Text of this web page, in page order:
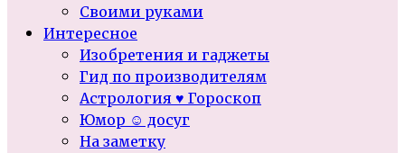
Своими руками
Интересное
Изобретения и гаджеты
Гид по производителям
Астрология ♥ Гороскоп
Юмор ☺ досуг
На заметку